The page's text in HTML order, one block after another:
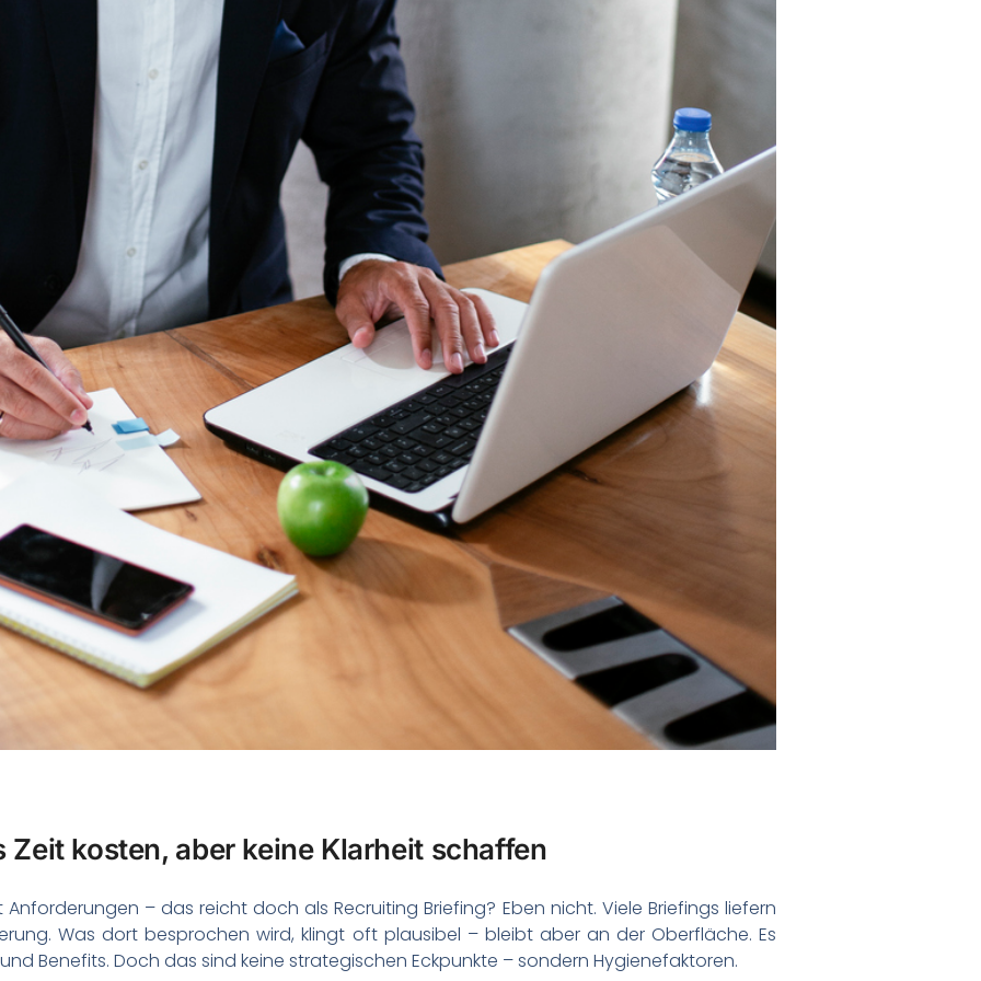
kosten, aber keine Klarheit schaffen
Anforderungen – das reicht doch als Recruiting Briefing? Eben nicht. Viele Briefings liefern
Was dort besprochen wird, klingt oft plausibel – bleibt aber an der Oberfläche. Es
Benefits. Doch das sind keine strategischen Eckpunkte – sondern Hygienefaktoren.